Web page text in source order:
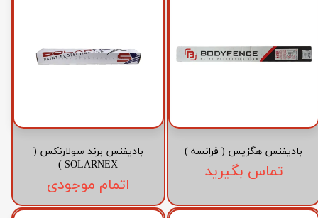
بادیفنس هگزیس ( فرانسه )
تماس بگیرید
بادیفنس برند سولارنکس (
SOLARNEX )
اتمام موجودی